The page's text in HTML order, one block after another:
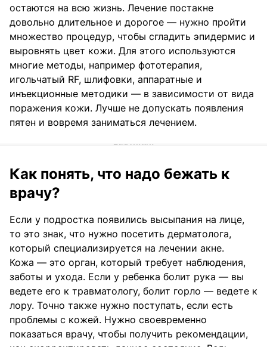
остаются на всю жизнь. Лечение постакне
довольно длительное и дорогое — нужно пройти
множество процедур, чтобы сгладить эпидермис и
выровнять цвет кожи. Для этого используются
многие методы, например фототерапия,
игольчатый RF, шлифовки, аппаратные и
инъекционные методики — в зависимости от вида
поражения кожи. Лучше не допускать появления
пятен и вовремя заниматься лечением.
Как понять, что надо бежать к
врачу?
Если у подростка появились высыпания на лице,
то это знак, что нужно посетить дерматолога,
который специализируется на лечении акне.
Кожа — это орган, который требует наблюдения,
заботы и ухода. Если у ребенка болит рука — вы
ведете его к травматологу, болит горло — ведете к
лору. Точно также нужно поступать, если есть
проблемы с кожей. Нужно своевременно
показаться врачу, чтобы получить рекомендации,